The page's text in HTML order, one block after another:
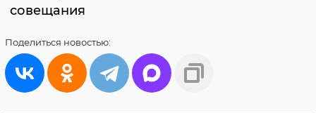
совещания
Поделиться новостью: